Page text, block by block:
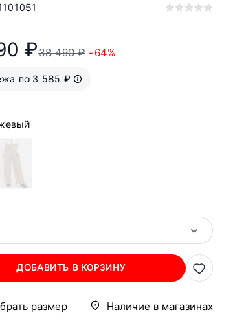
₽38 490 ₽ -64%
по 3 585 ₽
ДОБАВИТЬ В КОРЗИНУ
размер Наличие в магазинах